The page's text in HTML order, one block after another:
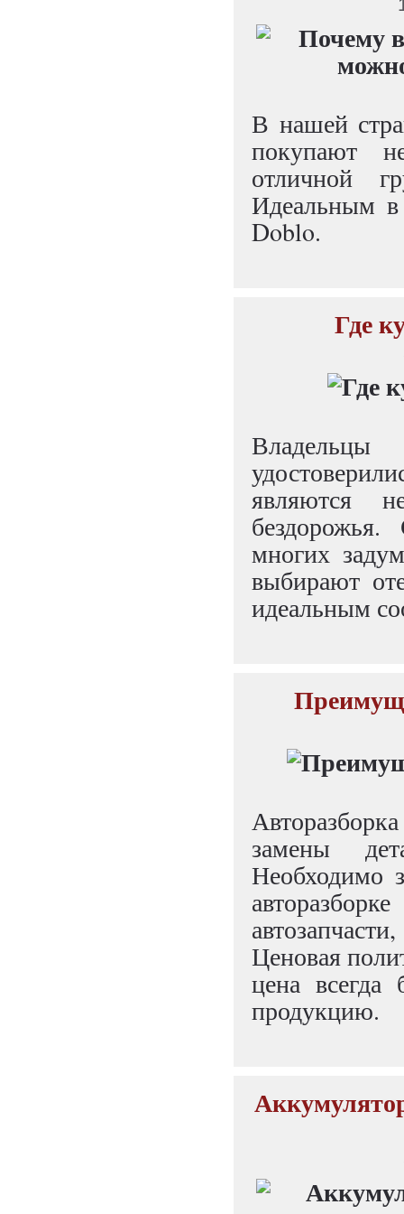
В нашей
покупают
отличной
Идеальным в
Doblo.
Где
являются
многих
выбирают
идеальным
замены
Необходимо
Ценовая
цена
продукцию.